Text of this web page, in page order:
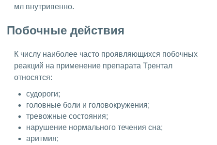
мл внутривенно.
Побочные действия
К числу наиболее часто проявляющихся побочных
реакций на применение препарата Трентал
относятся:
судороги;
головные боли и головокружения;
тревожные состояния;
нарушение нормального течения сна;
аритмия;